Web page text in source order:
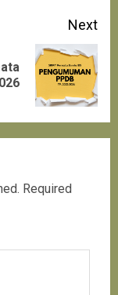
Next
Required